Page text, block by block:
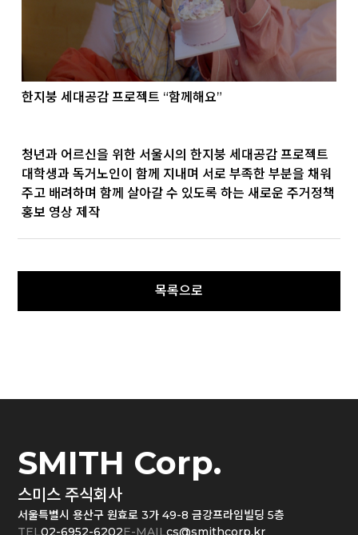
한지붕 세대공감 프로젝트 “함께해요”
청년과 어르신을 위한 서울시의 한지붕 세대공감 프로젝트
대학생과 독거노인이 함께 지내며 서로 부족한 부분을 채워
주고 배려하며 함께 살아갈 수 있도록 하는 새로운 주거정책
홍보 영상 제작
SMITH Corp.
스미스 주식회사
서울특별시 용산구 원효로 3가 49-8 금강프라임빌딩 5층
TEL02-6952-6202E-MAILcs@smithcorp.kr